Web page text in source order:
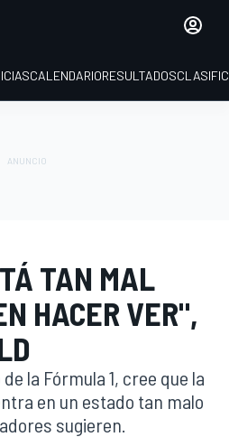
CALENDARIORESULTADOS
TAN MAL
HACER VER",
la Fórmula 1, cree que la
en un estado tan malo
sugieren.